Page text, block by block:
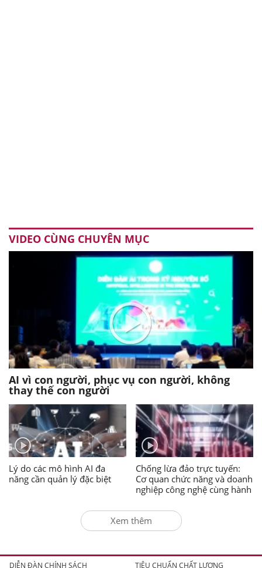
VIDEO CÙNG CHUYÊN MỤC
AI vì con người, phục vụ con người, không
thay thế con người
Lý do các mô hình AI đa
năng cần quản lý đặc biệt
Chống lừa đảo trực tuyến:
Cơ quan chức năng và doanh
nghiệp công nghệ cùng hành
Xem thêm
DIỄN ĐÀN CHÍNH SÁCH TIÊU CHUẨN CHẤT LƯỢNG